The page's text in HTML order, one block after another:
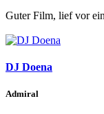
Guter Film, lief vor
DJ Doena
Admiral